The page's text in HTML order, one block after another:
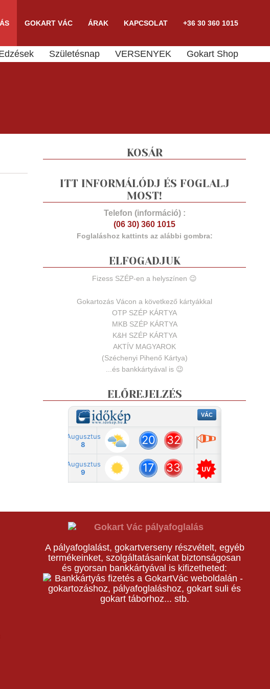
GOKART VÁC ÁRAK KAPCSOLAT +36 30 360 1015
Születésnap VERSENYEK Gokart Shop
KOSÁR
ITT INFORMÁLÓDJ ÉS FOGLALJ
MOST!
Telefon (információ) :
(06 30) 360 1015
Foglaláshoz kattints az alábbi gombra:
ELFOGADJUK
Fizess SZÉP-en a helyszínen 😉
Gokartozás Vácon a következő kártyákkal
OTP SZÉP KÁRTYA
MKB SZÉP KÁRTYA
K&H SZÉP KÁRTYA
AKTÍV MAGYAROK
(Széchenyi Pihenő Kártya)
...és bankkártyával is 😉
ELŐREJELZÉS
A pályafoglalást, gokartverseny részvételt, egyéb
termékeinket, szolgáltatásainkat biztonságosan
és gyorsan bankkártyával is kifizetheted: